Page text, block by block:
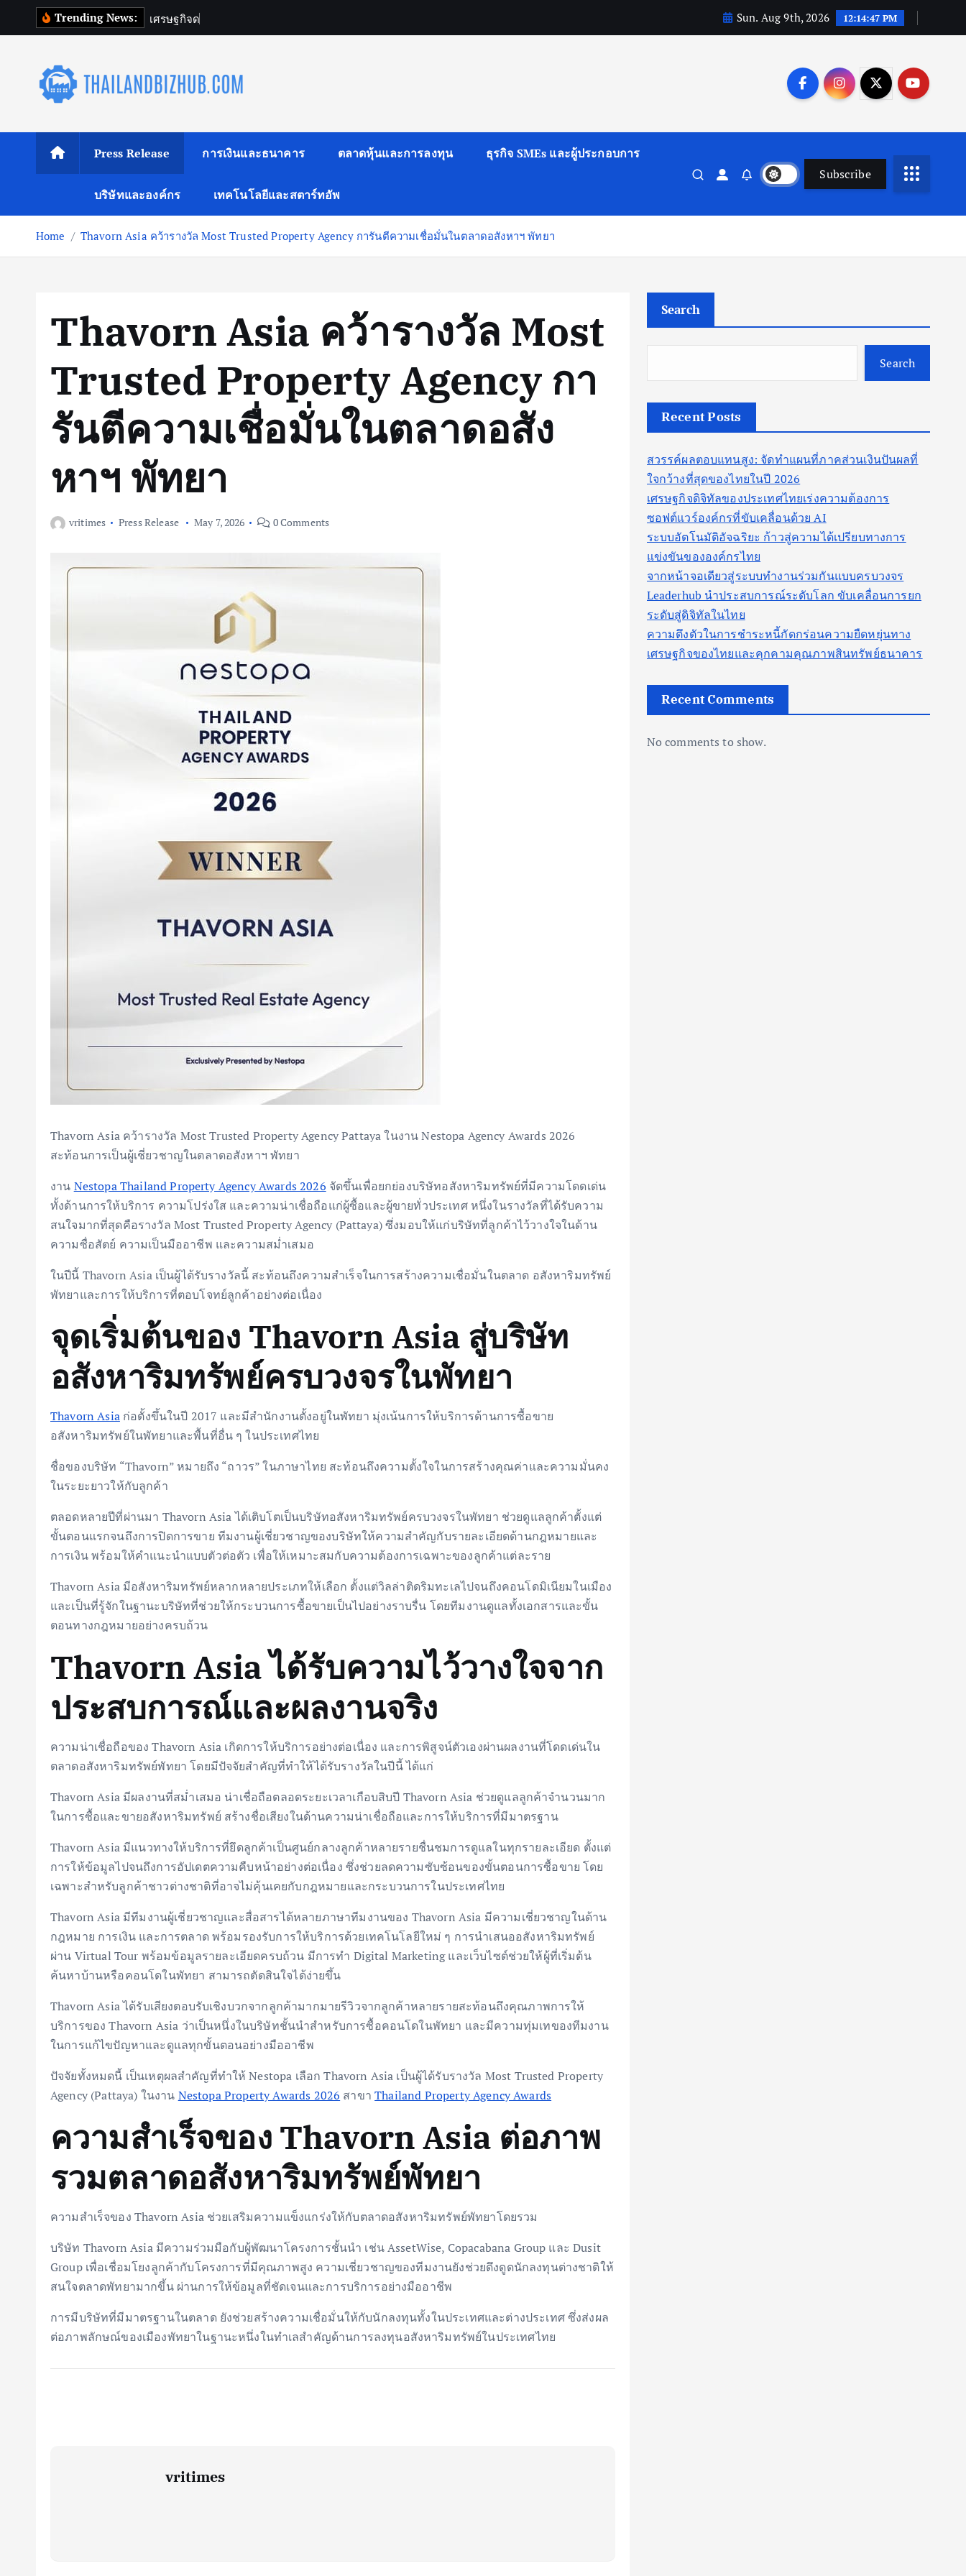
Trending News: เศรษฐกจด Sun. Aug 9th, 2026 12:14:48 PM
Press Release การเงินและธนาคาร ตลาดหุ้นและการลงทุน ธุรกิจ SMEs และผู้ประกอบการ
บริษัทและองค์กร เทคโนโลยีและสตาร์ทอัพ
Subscribe
Home Thavorn Asia คว้ารางวัล Most Trusted Property Agency การันตีความเชื่อมั่นในตลาดอสังหาฯ พัทยา
Thavorn Asia คว้ารางวัล Most
Trusted Property Agency กา
รันตีความเชื่อมั่นในตลาดอสัง
หาฯ พัทยา
vritimes Press Release May 7, 2026 0 Comments
Thavorn Asia คว้ารางวัล Most Trusted Property Agency Pattaya ในงาน Nestopa Agency Awards 2026
สะท้อนการเป็นผู้เชี่ยวชาญในตลาดอสังหาฯ พัทยา
งาน Nestopa Thailand Property Agency Awards 2026 จัดขึ้นเพื่อยกย่องบริษัทอสังหาริมทรัพย์ที่มีความโดดเด่น
ทั้งด้านการให้บริการ ความโปร่งใส และความน่าเชื่อถือแก่ผู้ซื้อและผู้ขายทั่วประเทศ หนึ่งในรางวัลที่ได้รับความ
สนใจมากที่สุดคือรางวัล Most Trusted Property Agency (Pattaya) ซึ่งมอบให้แก่บริษัทที่ลูกค้าไว้วางใจในด้าน
ความซื่อสัตย์ ความเป็นมืออาชีพ และความสม่ำเสมอ
ในปีนี้ Thavorn Asia เป็นผู้ได้รับรางวัลนี้ สะท้อนถึงความสำเร็จในการสร้างความเชื่อมั่นในตลาด อสังหาริมทรัพย์
พัทยาและการให้บริการที่ตอบโจทย์ลูกค้าอย่างต่อเนื่อง
จุดเริ่มต้นของ Thavorn Asia สู่บริษัท
อสังหาริมทรัพย์ครบวงจรในพัทยา
Thavorn Asiaก่อตั้งขึ้นในปี 2017 และมีสำนักงานตั้งอยู่ในพัทยา มุ่งเน้นการให้บริการด้านการซื้อขาย
อสังหาริมทรัพย์ในพัทยาและพื้นที่อื่น ๆ ในประเทศไทย
ชื่อของบริษัท “Thavorn” หมายถึง “ถาวร” ในภาษาไทย สะท้อนถึงความตั้งใจในการสร้างคุณค่าและความมั่นคง
ในระยะยาวให้กับลูกค้า
ตลอดหลายปีที่ผ่านมา Thavorn Asia ได้เติบโตเป็นบริษัทอสังหาริมทรัพย์ครบวงจรในพัทยา ช่วยดูแลลูกค้าตั้งแต่
ขั้นตอนแรกจนถึงการปิดการขาย ทีมงานผู้เชี่ยวชาญของบริษัทให้ความสำคัญกับรายละเอียดด้านกฎหมายและ
การเงิน พร้อมให้คำแนะนำแบบตัวต่อตัว เพื่อให้เหมาะสมกับความต้องการเฉพาะของลูกค้าแต่ละราย
Thavorn Asia มีอสังหาริมทรัพย์หลากหลายประเภทให้เลือก ตั้งแต่วิลล่าติดริมทะเลไปจนถึงคอนโดมิเนียมในเมือง
และเป็นที่รู้จักในฐานะบริษัทที่ช่วยให้กระบวนการซื้อขายเป็นไปอย่างราบรื่น โดยทีมงานดูแลทั้งเอกสารและขั้น
ตอนทางกฎหมายอย่างครบถ้วน
Thavorn Asia ได้รับความไว้วางใจจาก
ประสบการณ์และผลงานจริง
ความน่าเชื่อถือของ Thavorn Asia เกิดการให้บริการอย่างต่อเนื่อง และการพิสูจน์ตัวเองผ่านผลงานที่โดดเด่นใน
ตลาดอสังหาริมทรัพย์พัทยา โดยมีปัจจัยสำคัญที่ทำให้ได้รับรางวัลในปีนี้ ได้แก่
Thavorn Asia มีผลงานที่สม่ำเสมอ น่าเชื่อถือตลอดระยะเวลาเกือบสิบปี Thavorn Asia ช่วยดูแลลูกค้าจำนวนมาก
ในการซื้อและขายอสังหาริมทรัพย์ สร้างชื่อเสียงในด้านความน่าเชื่อถือและการให้บริการที่มีมาตรฐาน
Thavorn Asia มีแนวทางให้บริการที่ยึดลูกค้าเป็นศูนย์กลางลูกค้าหลายรายชื่นชมการดูแลในทุกรายละเอียด ตั้งแต่
การให้ข้อมูลไปจนถึงการอัปเดตความคืบหน้าอย่างต่อเนื่อง ซึ่งช่วยลดความซับซ้อนของขั้นตอนการซื้อขาย โดย
เฉพาะสำหรับลูกค้าชาวต่างชาติที่อาจไม่คุ้นเคยกับกฎหมายและกระบวนการในประเทศไทย
Thavorn Asia มีทีมงานผู้เชี่ยวชาญและสื่อสารได้หลายภาษาทีมงานของ Thavorn Asia มีความเชี่ยวชาญในด้าน
กฎหมาย การเงิน และการตลาด พร้อมรองรับการให้บริการด้วยเทคโนโลยีใหม่ ๆ การนำเสนออสังหาริมทรัพย์
ผ่าน Virtual Tour พร้อมข้อมูลรายละเอียดครบถ้วน มีการทำ Digital Marketing และเว็บไซต์ช่วยให้ผู้ที่เริ่มต้น
ค้นหาบ้านหรือคอนโดในพัทยา สามารถตัดสินใจได้ง่ายขึ้น
Thavorn Asia ได้รับเสียงตอบรับเชิงบวกจากลูกค้ามากมายรีวิวจากลูกค้าหลายรายสะท้อนถึงคุณภาพการให้
บริการของ Thavorn Asia ว่าเป็นหนึ่งในบริษัทชั้นนำสำหรับการซื้อคอนโดในพัทยา และมีความทุ่มเทของทีมงาน
ในการแก้ไขปัญหาและดูแลทุกขั้นตอนอย่างมืออาชีพ
ปัจจัยทั้งหมดนี้ เป็นเหตุผลสำคัญที่ทำให้ Nestopa เลือก Thavorn Asia เป็นผู้ได้รับรางวัล Most Trusted Property
Agency (Pattaya) ในงาน Nestopa Property Awards 2026 สาขาThailand Property Agency Awards
ความสำเร็จของ Thavorn Asia ต่อภาพ
รวมตลาดอสังหาริมทรัพย์พัทยา
ความสำเร็จของ Thavorn Asia ช่วยเสริมความแข็งแกร่งให้กับตลาดอสังหาริมทรัพย์พัทยาโดยรวม
บริษัท Thavorn Asia มีความร่วมมือกับผู้พัฒนาโครงการชั้นนำ เช่น AssetWise, Copacabana Group และ Dusit
Group เพื่อเชื่อมโยงลูกค้ากับโครงการที่มีคุณภาพสูง ความเชี่ยวชาญของทีมงานยังช่วยดึงดูดนักลงทุนต่างชาติให้
สนใจตลาดพัทยามากขึ้น ผ่านการให้ข้อมูลที่ชัดเจนและการบริการอย่างมืออาชีพ
การมีบริษัทที่มีมาตรฐานในตลาด ยังช่วยสร้างความเชื่อมั่นให้กับนักลงทุนทั้งในประเทศและต่างประเทศ ซึ่งส่งผล
ต่อภาพลักษณ์ของเมืองพัทยาในฐานะหนึ่งในทำเลสำคัญด้านการลงทุนอสังหาริมทรัพย์ในประเทศไทย
vritimes
Search
Search
Recent Posts
สวรรค์ผลตอบแทนสูง: จัดทำแผนที่ภาคส่วนเงินปันผลที่
ใจกว้างที่สุดของไทยในปี 2026
เศรษฐกิจดิจิทัลของประเทศไทยเร่งความต้องการ
ซอฟต์แวร์องค์กรที่ขับเคลื่อนด้วย AI
ระบบอัตโนมัติอัจฉริยะ ก้าวสู่ความได้เปรียบทางการ
แข่งขันขององค์กรไทย
จากหน้าจอเดียวสู่ระบบทำงานร่วมกันแบบครบวงจร
Leaderhub นำประสบการณ์ระดับโลก ขับเคลื่อนการยก
ระดับสู่ดิจิทัลในไทย
ความตึงตัวในการชำระหนี้กัดกร่อนความยืดหยุ่นทาง
เศรษฐกิจของไทยและคุกคามคุณภาพสินทรัพย์ธนาคาร
Recent Comments
No comments to show.